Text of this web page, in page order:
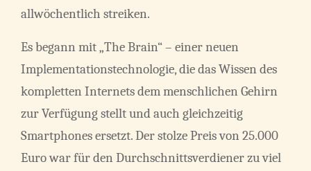
allwöchentlich streiken.
Es begann mit „The Brain“ – einer neuen
Implementationstechnologie, die das Wissen des
kompletten Internets dem menschlichen Gehirn
zur Verfügung stellt und auch gleichzeitig
Smartphones ersetzt. Der stolze Preis von 25.000
Euro war für den Durchschnittsverdiener zu viel